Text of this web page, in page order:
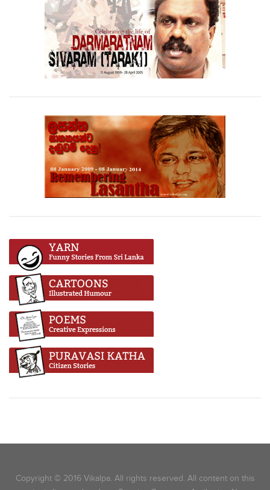
Copyright © 2016 Vikalpa. All rights reserved. All content on this